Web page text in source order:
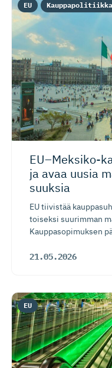
EU–Meksiko-
ja avaa uusia
suuksia
EU tiivistää
toiseksi suurimman
Kauppasopimuksen
21.05.2026
EU Kauppapolitiikka
EU